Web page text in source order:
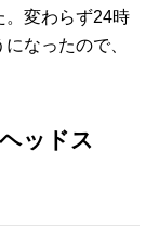
。変わらず24時
なったので、
ッドス